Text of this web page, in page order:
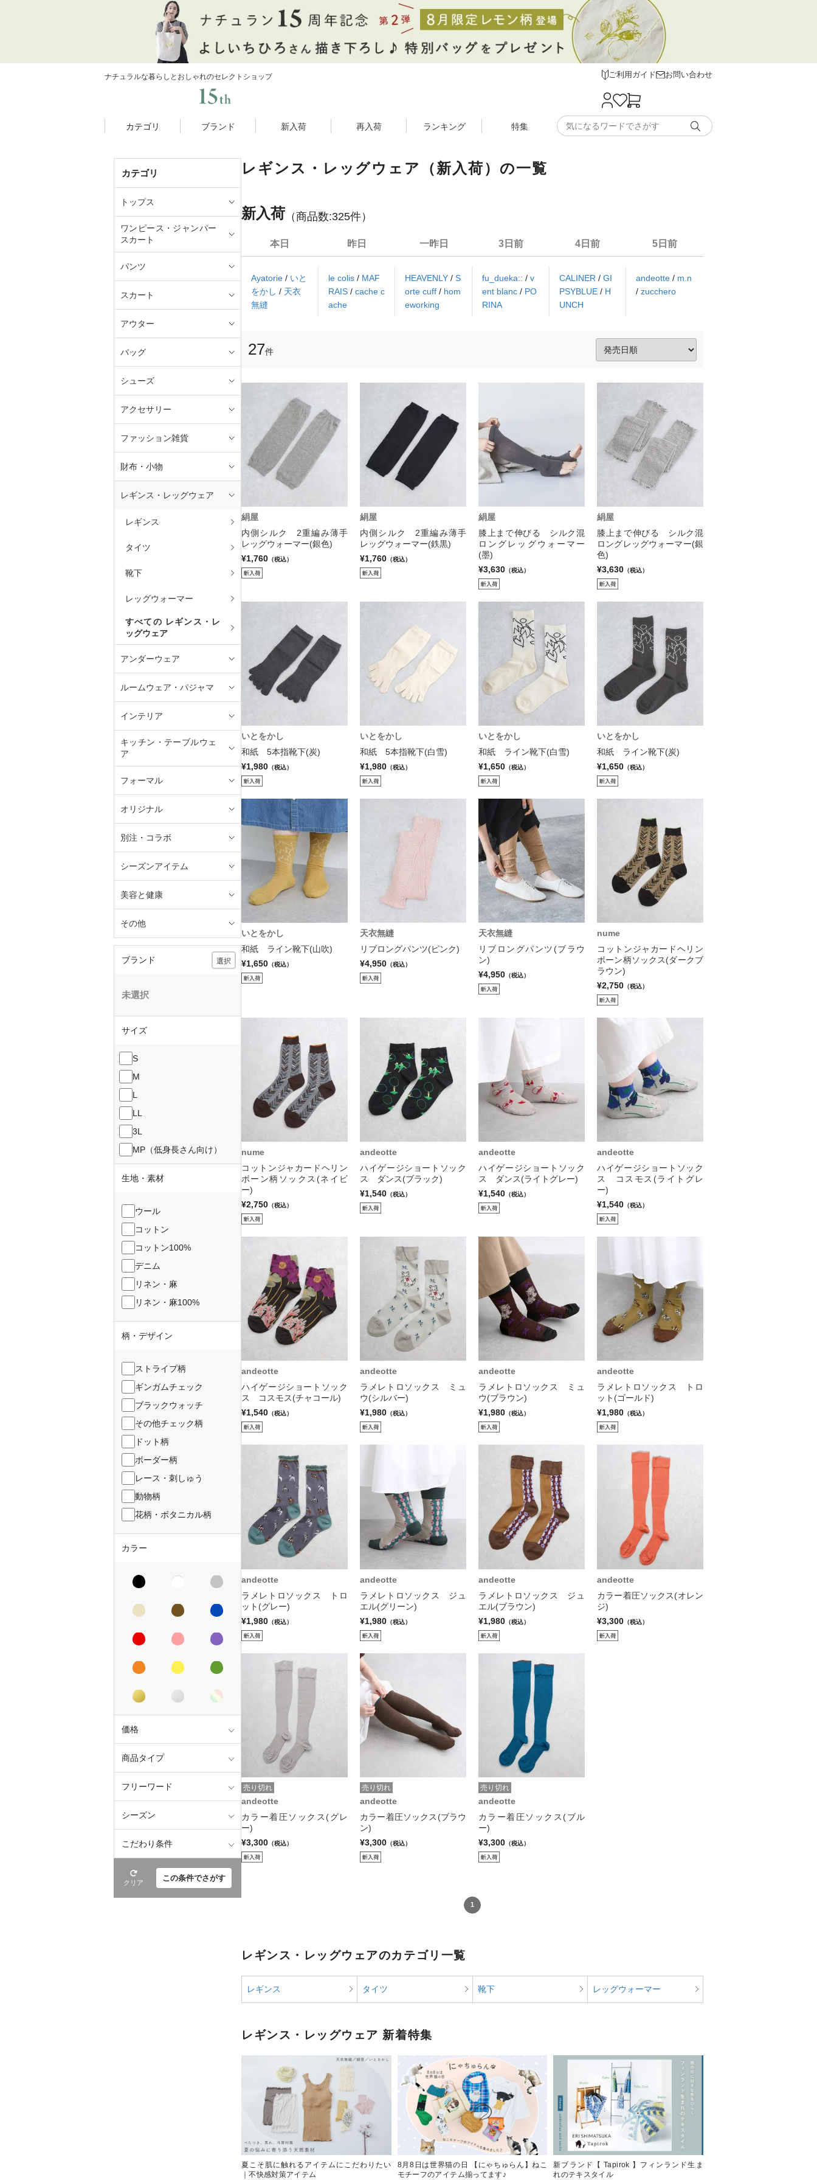
ナチュラルな暮らしとおしゃれのセレクトショップ ご利用ガイド お問い合わせ
カテゴリ ブランド 新入荷 再入荷 ランキング 特集
カテゴリ
トップス
ワンピース・ジャンパー
スカート
パンツ
スカート
アウター
バッグ
シューズ
アクセサリー
ファッション雑貨
財布・小物
レギンス・レッグウェア
レギンス
タイツ
靴下
レッグウォーマー
すべての レギンス・レ
ッグウェア
アンダーウェア
ルームウェア・パジャマ
インテリア
キッチン・テーブルウェ
ア
フォーマル
オリジナル
別注・コラボ
シーズンアイテム
美容と健康
その他
ブランド 選択
未選択
サイズ
S
M
L
LL
3L
MP（低身長さん向け）
生地・素材
ウール
コットン
コットン100%
デニム
リネン・麻
リネン・麻100%
柄・デザイン
ストライプ柄
ギンガムチェック
ブラックウォッチ
その他チェック柄
ドット柄
ボーダー柄
レース・刺しゅう
動物柄
花柄・ボタニカル柄
カラー
価格
商品タイプ
フリーワード
シーズン
こだわり条件
クリア この条件でさがす
レギンス・レッグウェア（新入荷）の一覧
レギンス・レッグウェア 新着特集
夏こそ肌に触れるアイテムにこだわりたい
｜不快感対策アイテム
8月8日は世界猫の日 【にゃちゅらん】ねこ
モチーフのアイテム揃ってます♪
新ブランド【 Tapirok 】フィンランド生ま
れのテキスタイル
新入荷 （商品数:325件）
本日
Ayatorie / いと
をかし / 天衣
無縫
昨日
le colis / MAF
RAIS / cache c
ache
一昨日
HEAVENLY/S
orte cuff/ hom
eworking
3日前
fu_dueka:: / v
ent blanc / PO
RINA
4日前
CALINER / GI
PSYBLUE / H
UNCH
5日前
andeotte/ m.n
/zucchero
27件
絹屋
内側シルク 2重編み薄手
レッグウォーマー(銀色)
¥1,760 （税込）
絹屋
内側シルク 2重編み薄手
レッグウォーマー(鉄黒)
¥1,760 （税込）
絹屋
膝上まで伸びる シルク混
ロングレッグウォーマー
(墨)
¥3,630 （税込）
絹屋
膝上まで伸びる シルク混
ロングレッグウォーマー(銀
色)
¥3,630 （税込）
いとをかし
和紙 5本指靴下(炭)
¥1,980 （税込）
いとをかし
和紙 5本指靴下(白雪)
¥1,980 （税込）
いとをかし
和紙 ライン靴下(白雪)
¥1,650 （税込）
いとをかし
和紙 ライン靴下(炭)
¥1,650 （税込）
いとをかし
和紙 ライン靴下(山吹)
¥1,650 （税込）
天衣無縫
リブロングパンツ(ピンク)
¥4,950 （税込）
天衣無縫
リブロングパンツ(ブラウ
ン)
¥4,950 （税込）
nume
コットンジャカードヘリン
ボーン柄ソックス(ダークブ
ラウン)
¥2,750 （税込）
nume
コットンジャカードヘリン
ボーン柄ソックス(ネイビ
ー)
¥2,750 （税込）
andeotte
ハイゲージショートソック
ス ダンス(ブラック)
¥1,540 （税込）
andeotte
ハイゲージショートソック
ス ダンス(ライトグレー)
¥1,540 （税込）
andeotte
ハイゲージショートソック
ス コスモス(ライトグレ
ー)
¥1,540 （税込）
andeotte
ハイゲージショートソック
ス コスモス(チャコール)
¥1,540 （税込）
andeotte
ラメレトロソックス ミュ
ウ(シルバー)
¥1,980 （税込）
andeotte
ラメレトロソックス ミュ
ウ(ブラウン)
¥1,980 （税込）
andeotte
ラメレトロソックス トロ
ット(ゴールド)
¥1,980 （税込）
andeotte
ラメレトロソックス トロ
ット(グレー)
¥1,980 （税込）
andeotte
ラメレトロソックス ジュ
エル(グリーン)
¥1,980 （税込）
andeotte
ラメレトロソックス ジュ
エル(ブラウン)
¥1,980 （税込）
andeotte
カラー着圧ソックス(オレン
ジ)
¥3,300 （税込）
売り切れ
andeotte
カラー着圧ソックス(グレ
ー)
¥3,300 （税込）
売り切れ
andeotte
カラー着圧ソックス(ブラウ
ン)
¥3,300 （税込）
売り切れ
andeotte
カラー着圧ソックス(ブル
ー)
¥3,300 （税込）
1
レギンス・レッグウェアのカテゴリ一覧
レギンス タイツ 靴下 レッグウォーマー